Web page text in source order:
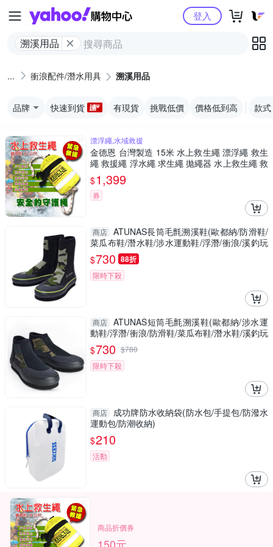
Yahoo購物中心
溯溪用品
登入
衝浪配件/潛水用具 溯溪用品
品牌 快速到貨 有現貨 挑戰低價 價格低到高 款式
漂浮繩,水域救援
金德恩 台灣製造 15米 水上救生繩 漂浮繩 救生
繩 救援繩 浮水繩 求生繩 拋繩器 水上救生繩 救
生 救援
$1,399
券
商店 ATUNAS長筒毛氈溯溪鞋(歐都納/防滑鞋/
菜瓜布鞋/潛水鞋/涉水運動鞋/浮潛/衝浪/溪釣玩
水)
$730 88折
限時下殺
商店 ATUNAS短筒毛氈溯溪鞋(歐都納/涉水運
動鞋/浮潛/衝浪/防滑鞋/菜瓜布鞋/潛水鞋/溪釣玩
水/GetSport)
$730 $780
限時下殺
商店
成功牌防水收納袋(防水包/手提包/防潑水
運動包/防潮收納)
$210
活動
商品折價券